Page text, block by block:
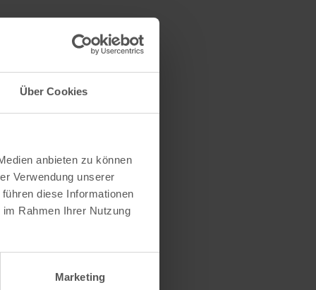
Über Cookies
anbieten zu können
Verwendung unserer
diese Informationen
Rahmen Ihrer Nutzung
Marketing